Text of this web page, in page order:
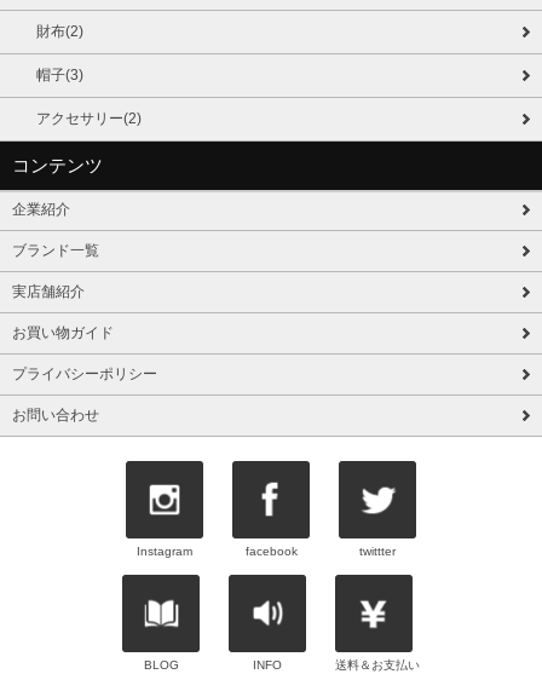
財布(2)
帽子(3)
アクセサリー(2)
コンテンツ
企業紹介
ブランド一覧
実店舗紹介
お買い物ガイド
プライバシーポリシー
お問い合わせ
Instagram facebook twittter
BLOG INFO 送料＆お支払い